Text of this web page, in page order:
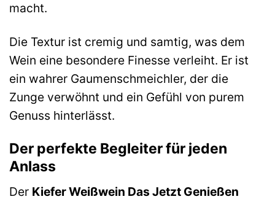
macht.
Die Textur ist cremig und samtig, was dem
Wein eine besondere Finesse verleiht. Er ist
ein wahrer Gaumenschmeichler, der die
Zunge verwöhnt und ein Gefühl von purem
Genuss hinterlässt.
Der perfekte Begleiter für jeden
Anlass
Der Kiefer Weißwein Das Jetzt Genießen